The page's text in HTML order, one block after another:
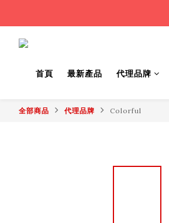
首頁 最新產品 代理品牌
全部商品 代理品牌 Colorful